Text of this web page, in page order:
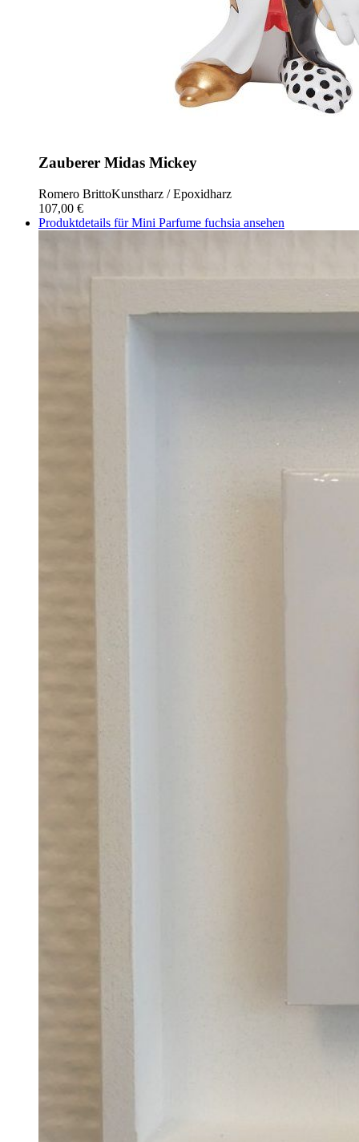
Zauberer Midas Mickey
Romero BrittoKunstharz / Epoxidharz
107,00 €
Produktdetails für Mini Parfume fuchsia ansehen